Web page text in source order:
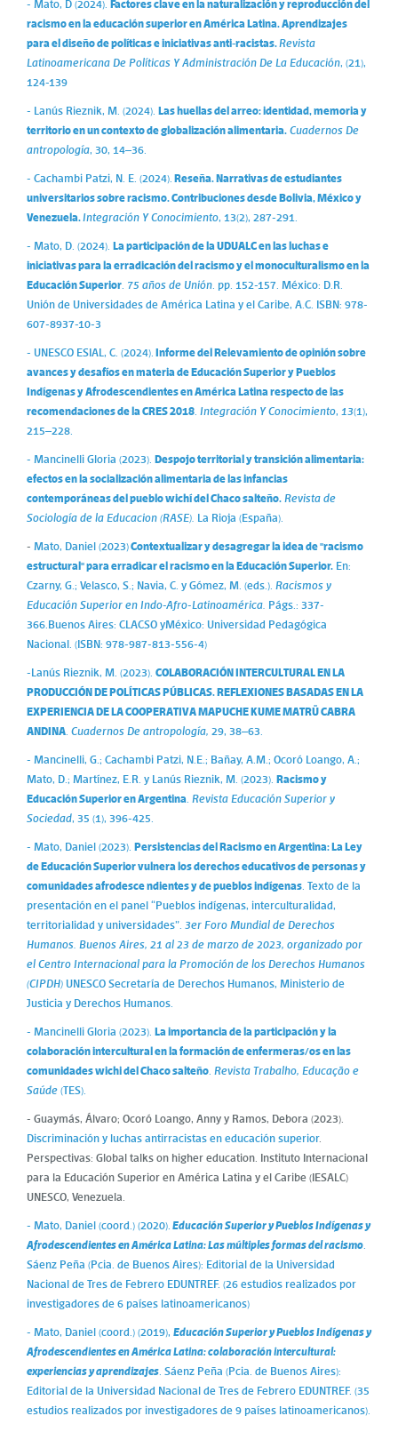
- Mato, D (2024). Factores clave en la naturalización y reproducción del
racismo en la educación superior en América Latina. Aprendizajes
para el diseño de políticas e iniciativas anti-racistas.Revista
Latinoamericana De Políticas Y Administración De La Educación, (21),
124-139
- Lanús Rieznik, M. (2024). Las huellas del arreo: identidad, memoria y
territorio en un contexto de globalización alimentaria. Cuadernos De
antropología, 30, 14–36.
- Cachambi Patzi, N. E. (2024). Reseña. Narrativas de estudiantes
universitarios sobre racismo. Contribuciones desde Bolivia, México y
Venezuela.Integración Y Conocimiento, 13(2), 287-291.
- Mato, D. (2024). La participación de la UDUALC en las luchas e
iniciativas para la erradicación del racismo y el monoculturalismo en la
Educación Superior 75 años de Unión . pp. 152-157. México: D.R.
Unión de Universidades de América Latina y el Caribe, A.C. ISBN: 978-
607-8937-10-3
- UNESCO ESIAL, C. (2024). Informe del Relevamiento de opinión sobre
avances y desafíos en materia de Educación Superior y Pueblos
Indígenas y Afrodescendientes en América Latina respecto de las
recomendaciones de la CRES 2018 Integración Y Conocimiento, 13(1),
215–228.
- Mancinelli Gloria (2023). Despojo territorial y transición alimentaria:
efectos en la socialización alimentaria de las infancias
contemporáneas del pueblo wichí del Chaco salteño. Revista de
Sociología de la Educacion (RASE). La Rioja (España).
- Mato, Daniel (2023)Contextualizar y desagregar la idea de "racismo
estructural" para erradicar el racismo en la Educación Superior. En:
Czarny, G.; Velasco, S.; Navia, C. y Gómez, M. (eds.). Racismos y
Educación Superior en Indo-Afro-Latinoamérica. Págs.: 337-
366. Buenos Aires: CLACSO yMéxico: Universidad Pedagógica
Nacional. (ISBN: 978-987-813-556-4)
-Lanús Rieznik, M. (2023). COLABORACIÓN INTERCULTURAL EN LA
PRODUCCIÓN DE POLÍTICAS PÚBLICAS. REFLEXIONES BASADAS EN LA
EXPERIENCIA DE LA COOPERATIVA MAPUCHE KUME MATRÜ CABRA
ANDINA Cuadernos De antropología, 29, 38–63.
- Mancinelli, G.; Cachambi Patzi, N.E.; Bañay, A.M.; Ocoró Loango, A.;
Mato, D.; Martínez, E.R. y Lanús Rieznik, M. (2023). Racismo y
Educación Superior en Argentina Revista Educación Superior y
Sociedad, 35 (1), 396-425.
- Mato, Daniel (2023). Persistencias del Racismo en Argentina: La Ley
de Educación Superior vulnera los derechos educativos de personas y
comunidades afrodesce ndientes y de pueblos indígenas . Texto de la
presentación en el panel “Pueblos indígenas, interculturalidad,
territorialidad y universidades”. 3er Foro Mundial de Derechos
Humanos. Buenos Aires, 21 al 23 de marzo de 2023, organizado por
el Centro Internacional para la Promoción de los Derechos Humanos
(CIPDH) UNESCO Secretaría de Derechos Humanos, Ministerio de
Justicia y Derechos Humanos.
- Mancinelli Gloria (2023). La importancia de la participación y la
colaboración intercultural en la formación de enfermeras/os en las
comunidades wichi del Chaco salteño Revista Trabalho, Educação e
Saúde (TES).
- Guaymás, Álvaro; Ocoró Loango, Anny y Ramos, Debora (2023).
Discriminación y luchas antirracistas en educación superior.
Perspectivas: Global talks on higher education. Instituto Internacional
para la Educación Superior en América Latina y el Caribe (IESALC)
UNESCO, Venezuela.
- Mato, Daniel (coord.) (2020). Educación Superior y Pueblos Indígenas y
Afrodescendientes en América Latina: Las múltiples formas del racismo
Sáenz Peña (Pcia. de Buenos Aires): Editorial de la Universidad
Nacional de Tres de Febrero EDUNTREF. (26 estudios realizados por
investigadores de 6 países latinoamericanos)
- Mato, Daniel (coord.) (2019), Educación Superior y Pueblos Indígenas y
Afrodescendientes en América Latina: colaboración intercultural:
experiencias y aprendizajes . Sáenz Peña (Pcia. de Buenos Aires):
Editorial de la Universidad Nacional de Tres de Febrero EDUNTREF. (35
estudios realizados por investigadores de 9 países latinoamericanos).